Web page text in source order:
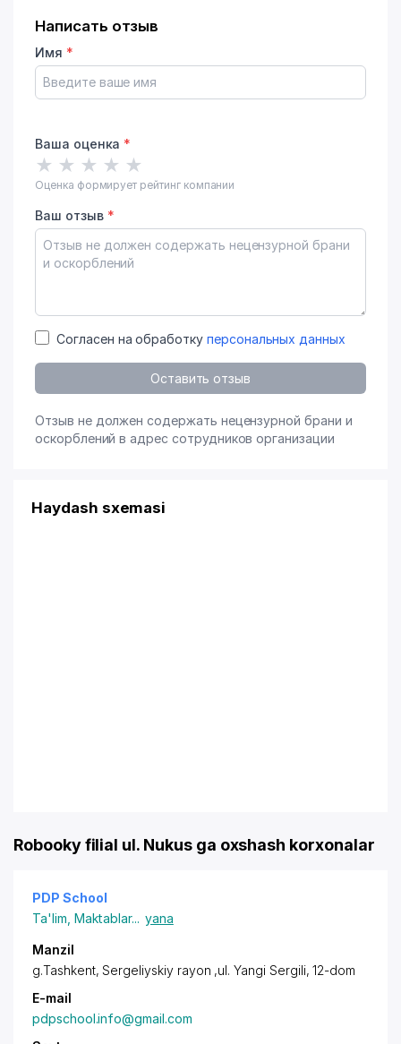
Написать отзыв
Имя *
Ваша оценка *
★ ★ ★ ★ ★
Оценка формирует рейтинг компании
Ваш отзыв *
Согласен на обработку персональных данных
Оставить отзыв
Отзыв не должен содержать нецензурной брани и
оскорблений в адрес сотрудников организации
Haydash sxemasi
Robooky filial ul. Nukus ga oxshash korxonalar
PDP School
Ta'lim Maktablar... yana
Manzil
g.Tashkent,Sergeliyskiy rayon ,ul. Yangi Sergili, 12-dom
E-mail
pdpschool.info@gmail.com